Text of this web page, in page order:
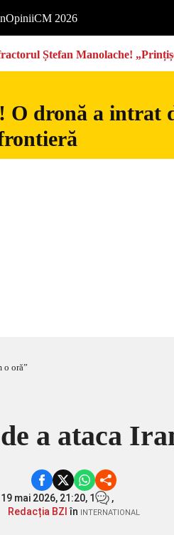
OpiniiCM 2026
Ștefan Manolache!
O dronă a intrat
o oră”
a ataca
19 mai 2026, 21:20, 1
,
Redacția BZI în INTERNATIONAL